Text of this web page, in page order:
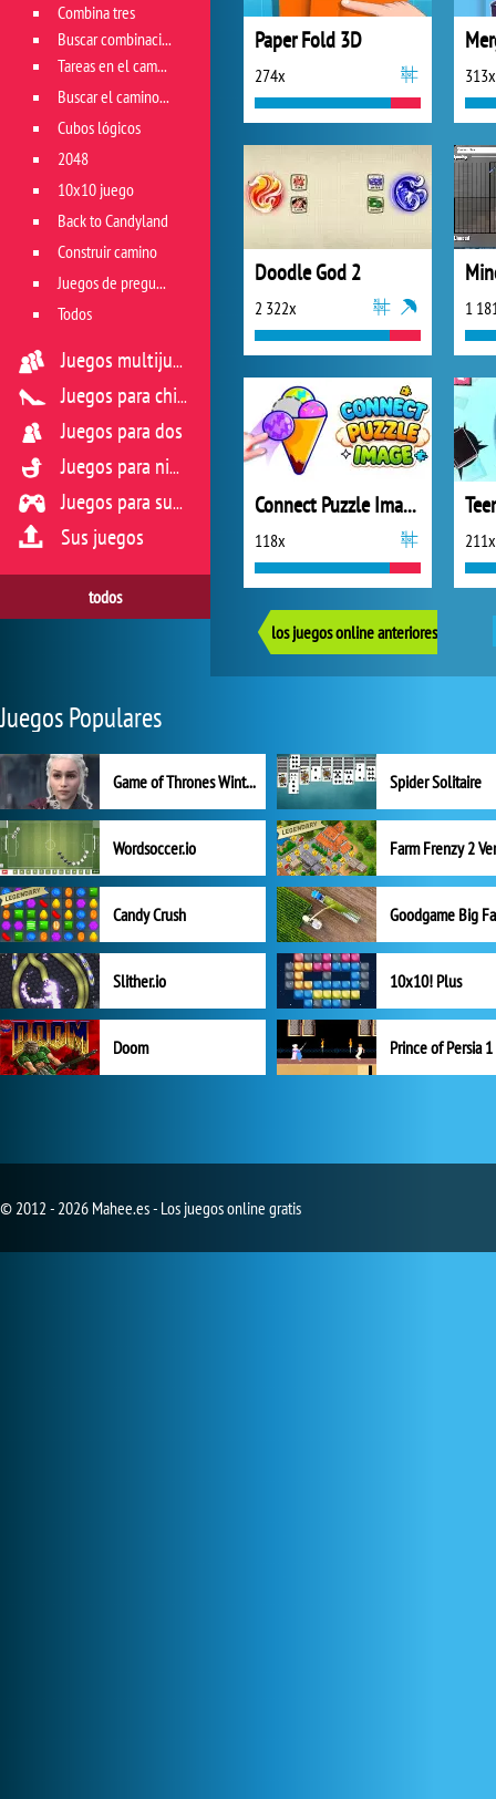
Paper Fold 3D
274x 313x
Doodle God 2
2 322x 1
Connect Puzzle Image
118x 211x
los juegos online anteriores
Combina tres
Buscar combinación
Tareas en el campo de juego
Buscar el camino correcto
Cubos lógicos
2048
10x10 juego
Back to Candyland
Construir camino
Juegos de preguntas
Todos
Juegos multijugador
Juegos para chicas
Juegos para dos
Juegos para niños
Juegos para sus reflejos
Sus juegos
todos
Juegos Populares
Game of Thrones Winter is Coming Spider Solitaire
Wordsoccer.io
Candy Crush Goodgame Big
Slither.io 10x10! Plus
Doom Prince of Persia 1
© 2012 - 2026 Mahee.es - Los juegos online gratis